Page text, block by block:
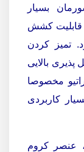
بسیار
ورق استیل ضد زنگ 304 قابلیت کشش
تمیز کردن
پذیری بالایی
مخصوصا
کاربردی
عنصر کروم